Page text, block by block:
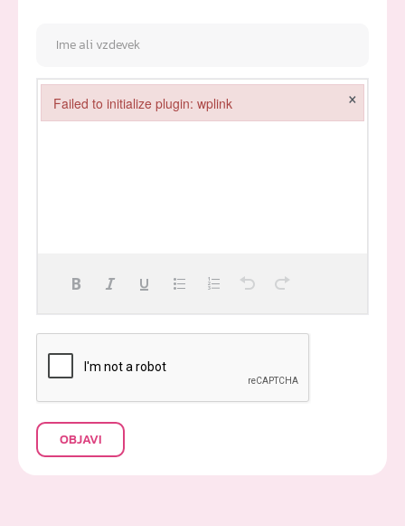
OBJAVI
Failed to initialize plugin: wplink ×
Failed to initialize plugin: wplink